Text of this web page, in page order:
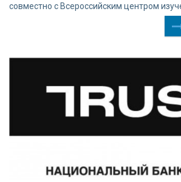
совместно с Всероссийским центром